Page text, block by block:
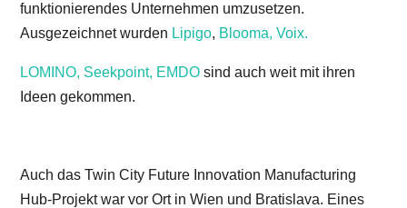
funktionierendes Unternehmen umzusetzen.
Ausgezeichnet wurden Lipigo, Blooma,Voix.
LOMINO, Seekpoint, EMDO sind auch weit mit ihren
Ideen gekommen.
Auch das Twin City Future Innovation Manufacturing
Hub-Projekt war vor Ort in Wien und Bratislava. Eines